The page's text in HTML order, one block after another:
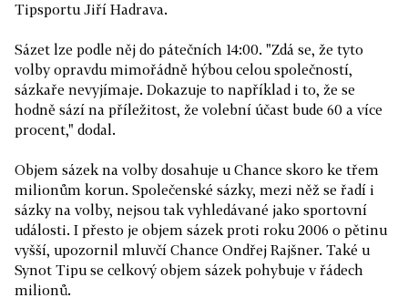
Tipsportu Jiří Hadrava.
Sázet lze podle něj do pátečních 14:00. "Zdá se, že tyto
volby opravdu mimořádně hýbou celou společností,
sázkaře nevyjímaje. Dokazuje to například i to, že se
hodně sází na příležitost, že volební účast bude 60 a více
procent," dodal.
Objem sázek na volby dosahuje u Chance skoro ke třem
milionům korun. Společenské sázky, mezi něž se řadí i
sázky na volby, nejsou tak vyhledávané jako sportovní
události. I přesto je objem sázek proti roku 2006 o pětinu
vyšší, upozornil mluvčí Chance Ondřej Rajšner. Také u
Synot Tipu se celkový objem sázek pohybuje v řádech
milionů.